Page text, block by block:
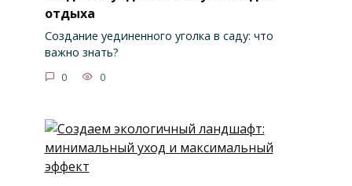
отдыха
Создание уединенного уголка в саду: что
важно знать?
0 0